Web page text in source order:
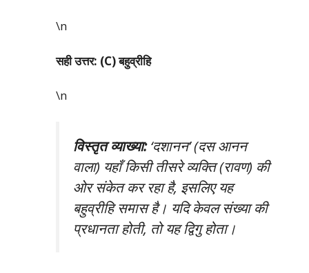
\n
सही उत्तर: (C) बहुव्रीहि
\n
विस्तृत व्याख्या:‘दशानन’ (दस आनन
वाला) यहाँ किसी तीसरे व्यक्ति (रावण) की
ओर संकेत कर रहा है, इसलिए यह
बहुव्रीहि समास है। यदि केवल संख्या की
प्रधानता होती, तो यह द्विगु होता।